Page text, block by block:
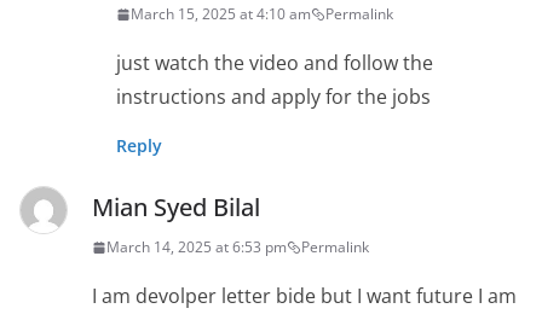
March 15, 2025 at 4:10 am Permalink
just watch the video and follow the
instructions and apply for the jobs
Reply
Mian Syed Bilal
March 14, 2025 at 6:53 pm Permalink
I am devolper letter bide but I want future I am